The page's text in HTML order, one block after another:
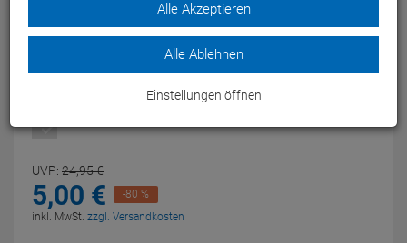
Das Super 5K Universal-Armband von Nathan ist die
leichteste Möglichkeit, Musik auf dem Arm zu tragen.
BLACK/SULFUR SPRING
UVP: 24,95€
5,00 €
-80 %
inkl. MwSt. zzgl. Versandkosten
Alle Akzeptieren
Alle Ablehnen
Einstellungen öffnen